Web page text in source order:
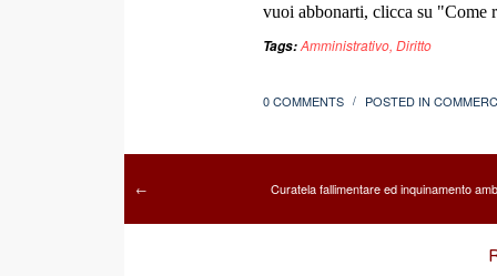
vuoi abbonarti, clicca su "Come
Tags:Amministrativo, Diritto
0 COMMENTS / POSTED IN
← Curatela fallimentare ed inquinamento